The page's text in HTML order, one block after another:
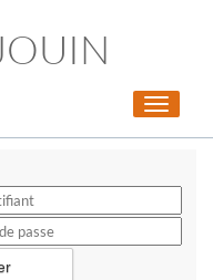
Toggle